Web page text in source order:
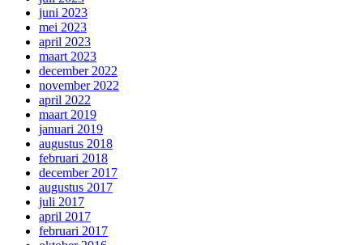
juni 2023
mei 2023
april 2023
maart 2023
december 2022
november 2022
april 2022
maart 2019
januari 2019
augustus 2018
februari 2018
december 2017
augustus 2017
juli 2017
april 2017
februari 2017